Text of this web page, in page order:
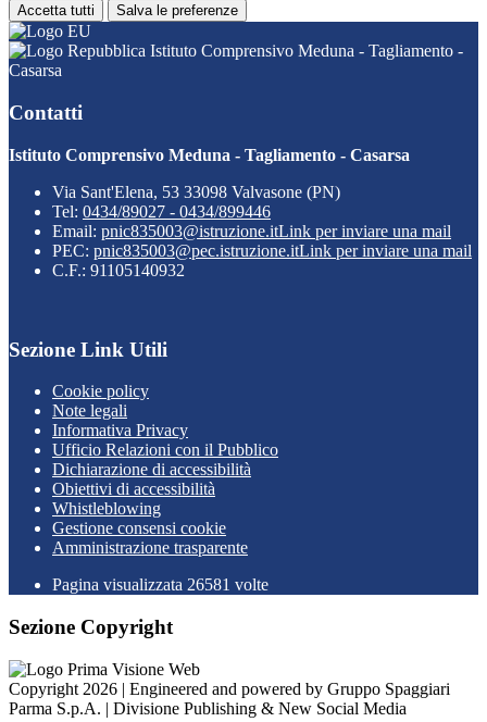
Accetta tutti Salva le preferenze
Istituto Comprensivo Meduna - Tagliamento -
Casarsa
Contatti
Istituto Comprensivo Meduna - Tagliamento - Casarsa
Via Sant'Elena, 53 33098 Valvasone (PN)
Tel: 0434/89027 - 0434/899446
Email: pnic835003@istruzione.itLink per inviare una mail
PEC: pnic835003@pec.istruzione.itLink per inviare una mail
C.F.: 91105140932
Sezione Link Utili
Cookie policy
Note legali
Informativa Privacy
Ufficio Relazioni con il Pubblico
Dichiarazione di accessibilità
Obiettivi di accessibilità
Whistleblowing
Gestione consensi cookie
Amministrazione trasparente
Pagina visualizzata 26581 volte
Sezione Copyright
Copyright 2026 | Engineered and powered by Gruppo Spaggiari
Parma S.p.A. | Divisione Publishing & New Social Media